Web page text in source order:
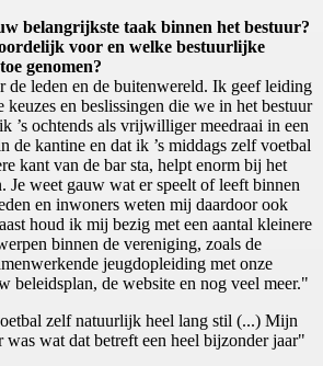
belangrijkste taak binnen het bestuur?
voor en welke bestuurlijke
genomen?
de leden en de buitenwereld. Ik geef leiding
keuzes en beslissingen die we in het bestuur
’s ochtends als vrijwilliger meedraai in een
de kantine en dat ik ’s middags zelf voetbal
kant van de bar sta, helpt enorm bij het
Je weet gauw wat er speelt of leeft binnen
en inwoners weten mij daardoor ook
houd ik mij bezig met een aantal kleinere
binnen de vereniging, zoals de
jeugdopleiding met onze
beleidsplan, de website en nog veel meer."
zelf natuurlijk heel lang stil (...) Mijn
was wat dat betreft een heel bijzonder jaar"